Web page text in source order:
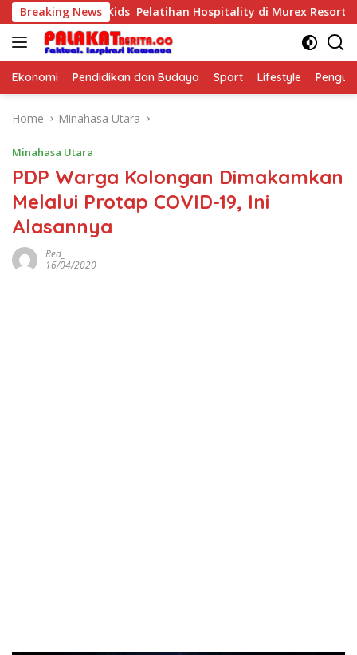
Skip
to
content
Breaking NewsKids Pelatihan Hospitality di Murex Resort Kalasey
Ekonomi Pendidikan dan Budaya Sport Lifestyle
Home Minahasa Utara
Minahasa Utara
PDP Warga Kolongan Dimakamkan
Melalui Protap COVID-19, Ini
Alasannya
Red_
16/04/2020